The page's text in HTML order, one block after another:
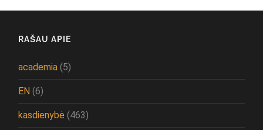
RAŠAU APIE
academia (5)
EN (6)
kasdienybė (463)